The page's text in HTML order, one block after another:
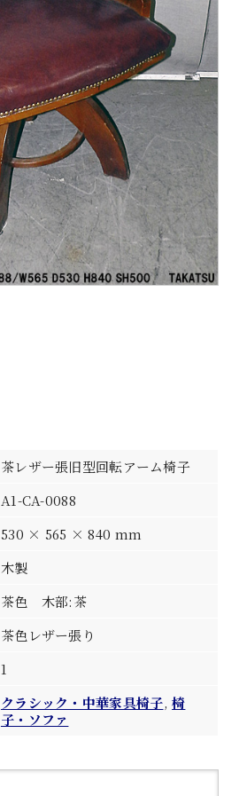
茶レザー張旧型回転アーム椅子
A1-CA-0088
530 × 565 × 840 mm
木製
茶色 木部:茶
茶色レザー張り
1
クラシック・中華家具椅子,椅
子・ソファ